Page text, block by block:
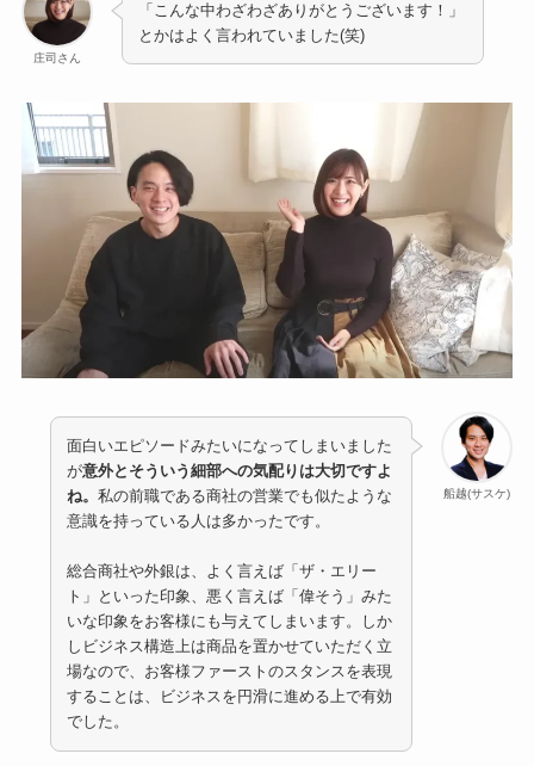
庄司さん
「こんな中わざわざありがとうございます！」
とかはよく言われていました(笑)
船越(サスケ)
面白いエピソードみたいになってしまいました
が意外とそういう細部への気配りは大切ですよ
ね。私の前職である商社の営業でも似たような
意識を持っている人は多かったです。
総合商社や外銀は、よく言えば「ザ・エリー
ト」といった印象、悪く言えば「偉そう」みた
いな印象をお客様にも与えてしまいます。しか
しビジネス構造上は商品を置かせていただく立
場なので、お客様ファーストのスタンスを表現
することは、ビジネスを円滑に進める上で有効
でした。